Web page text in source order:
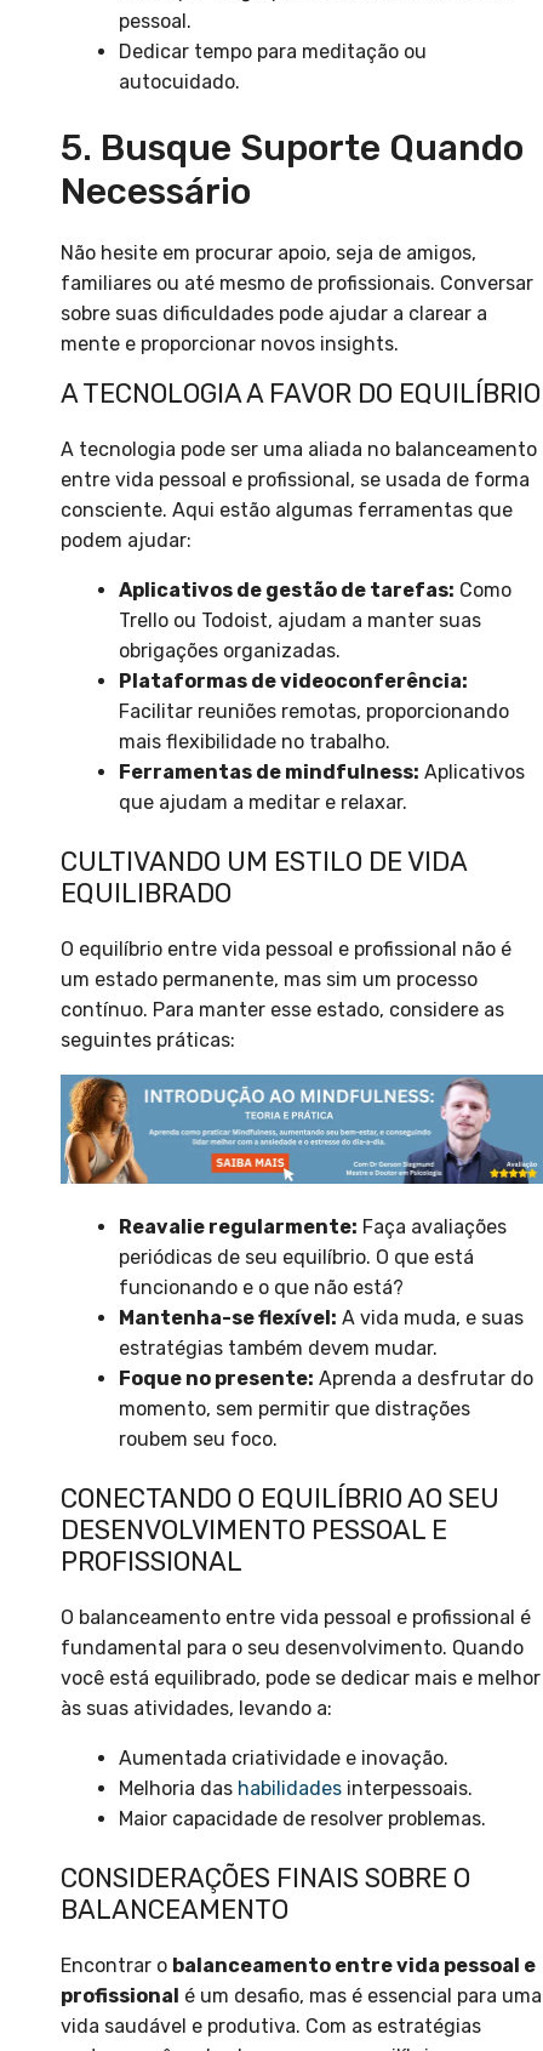
pessoal.
Dedicar tempo para meditação ou
autocuidado.
5. Busque Suporte Quando
Necessário
Não hesite em procurar apoio, seja de amigos,
familiares ou até mesmo de profissionais. Conversar
sobre suas dificuldades pode ajudar a clarear a
mente e proporcionar novos insights.
A TECNOLOGIA A FAVOR DO EQUILÍBRIO
A tecnologia pode ser uma aliada no balanceamento
entre vida pessoal e profissional, se usada de forma
consciente. Aqui estão algumas ferramentas que
podem ajudar:
Aplicativos de gestão de tarefas: Como
Trello ou Todoist, ajudam a manter suas
obrigações organizadas.
Plataformas de videoconferência:
Facilitar reuniões remotas, proporcionando
mais flexibilidade no trabalho.
Ferramentas de mindfulness: Aplicativos
que ajudam a meditar e relaxar.
CULTIVANDO UM ESTILO DE VIDA
EQUILIBRADO
O equilíbrio entre vida pessoal e profissional não é
um estado permanente, mas sim um processo
contínuo. Para manter esse estado, considere as
seguintes práticas:
Reavalie regularmente: Faça avaliações
periódicas de seu equilíbrio. O que está
funcionando e o que não está?
Mantenha-se flexível: A vida muda, e suas
estratégias também devem mudar.
Foque no presente: Aprenda a desfrutar do
momento, sem permitir que distrações
roubem seu foco.
CONECTANDO O EQUILÍBRIO AO SEU
DESENVOLVIMENTO PESSOAL E
PROFISSIONAL
O balanceamento entre vida pessoal e profissional é
fundamental para o seu desenvolvimento. Quando
você está equilibrado, pode se dedicar mais e melhor
às suas atividades, levando a:
Aumentada criatividade e inovação.
Melhoria das habilidades interpessoais.
Maior capacidade de resolver problemas.
CONSIDERAÇÕES FINAIS SOBRE O
BALANCEAMENTO
Encontrar o balanceamento entre vida pessoal e
profissional é um desafio, mas é essencial para uma
vida saudável e produtiva. Com as estratégias